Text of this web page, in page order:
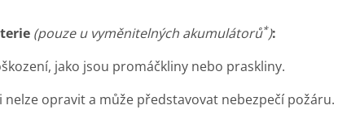
(pouze u vyměnitelných akumulátorů*):
jako jsou promáčkliny nebo praskliny.
nelze opravit a může představovat nebezpečí požáru.